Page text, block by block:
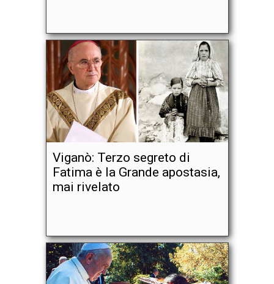
Viganò: Terzo segreto di
Fatima è la Grande apostasia,
mai rivelato